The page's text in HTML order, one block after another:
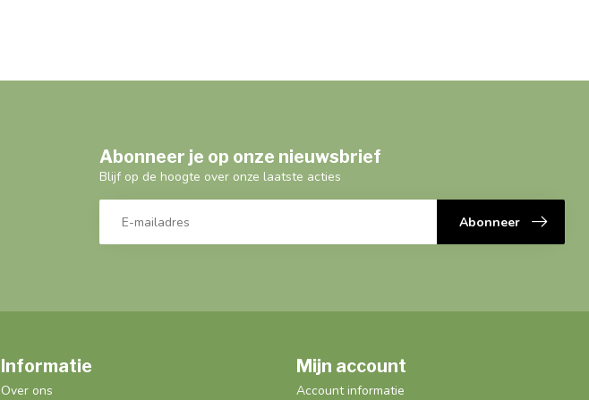
Abonneer je op onze nieuwsbrief
Blijf op de hoogte over onze laatste acties
Abonneer
Informatie
Over ons
Mijn account
Account informatie